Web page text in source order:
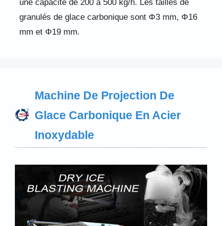
une capacité de 200 à 500 kg/h. Les tailles de
granulés de glace carbonique sont Φ3 mm, Φ16
mm et Φ19 mm.
Machine De Projection De
Glace Carbonique En Acier
Inoxydable